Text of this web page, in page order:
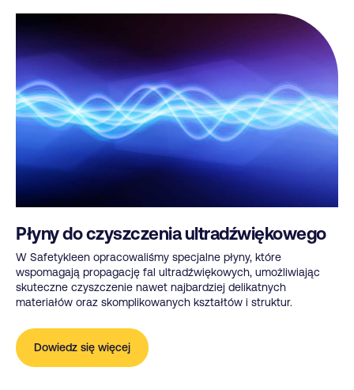
Płyny do czyszczenia ultradźwiękowego
W Safetykleen opracowaliśmy specjalne płyny, które
wspomagają propagację fal ultradźwiękowych, umożliwiając
skuteczne czyszczenie nawet najbardziej delikatnych
materiałów oraz skomplikowanych kształtów i struktur.
Dowiedz się więcej